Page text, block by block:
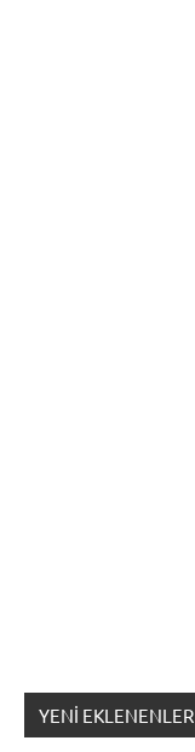
YENI EKLENENLER